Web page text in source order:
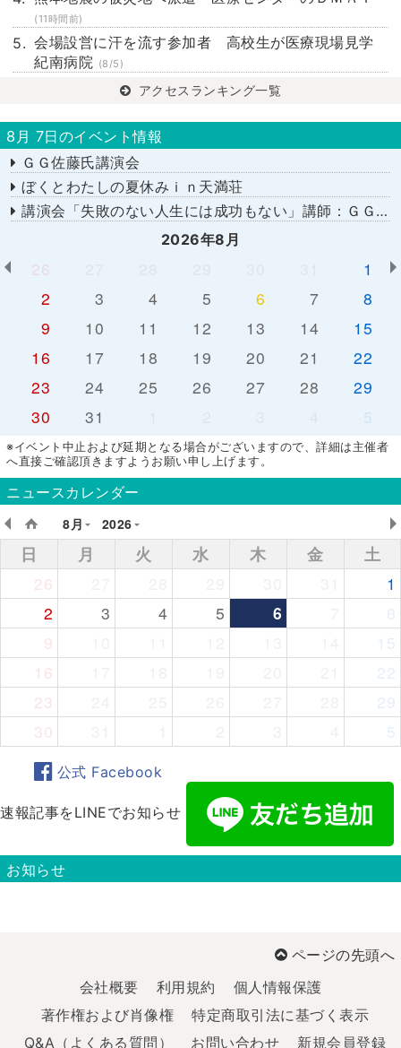
(11時間前)
会場設営に汗を流す参加者 高校生が医療現場見学
紀南病院 (8/5)
アクセスランキング一覧
8月 7日のイベント情報
ＧＧ佐藤氏講演会
ぼくとわたしの夏休みｉｎ天満荘
講演会「失敗のない人生には成功もない」講師：ＧＧ佐藤さん
2026年8月
26
1
2
3 4 5 6 7
8
9
10 11 12 13 14
15
16
17 18 19 20 21
22
23
24 25 26 27 28
29
30
31 5
※イベント中止および延期となる場合がございますので、詳細は主催者
へ直接ご確認頂きますようお願い申し上げます。
ニュースカレンダー
8月
2026
日 月 火 水 木 金
土
26
1
2
3 4 5 6
8
9
15
16
22
23
29
30
5
公式 Facebook
速報記事をLINEでお知らせ
お知らせ
ページの先頭へ
会社概要
利用規約
個人情報保護
著作権および肖像権
特定商取引法に基づく表示
Q&A（よくある質問）
お問い合わせ 新規会員登録